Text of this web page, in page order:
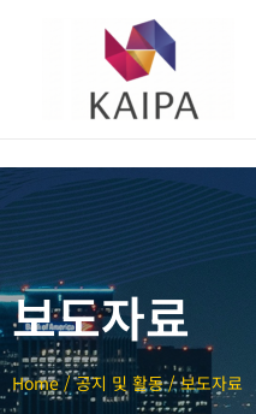
보도자료
Home / 공지 및 활동 / 보도자료